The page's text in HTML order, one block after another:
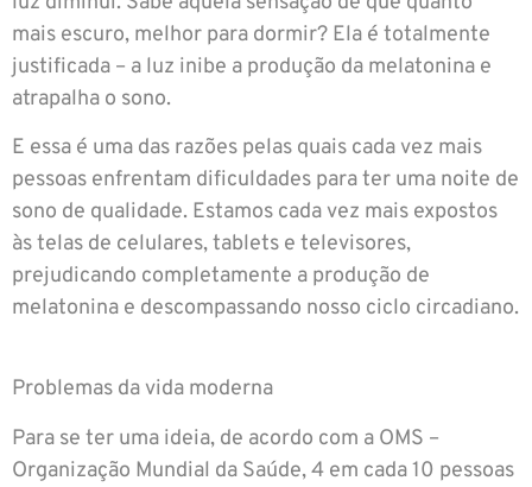
mais escuro, melhor para dormir? Ela é totalmente
justificada – a luz inibe a produção da melatonina e
atrapalha o sono.
E essa é uma das razões pelas quais cada vez mais
pessoas enfrentam dificuldades para ter uma noite de
sono de qualidade. Estamos cada vez mais expostos
às telas de celulares, tablets e televisores,
prejudicando completamente a produção de
melatonina e descompassando nosso ciclo circadiano.
Problemas da vida moderna
Para se ter uma ideia, de acordo com a OMS –
Organização Mundial da Saúde, 4 em cada 10 pessoas